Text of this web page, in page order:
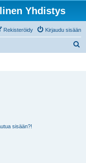
Yhdistys
Kirjaudu sisään
Rekisteröidy
sisään?!